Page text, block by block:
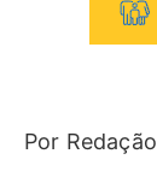
Por Redação